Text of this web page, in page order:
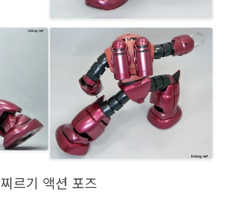
찌르기 액션 포즈